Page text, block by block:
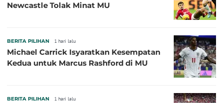
Newcastle Tolak Minat MU
BERITA PILIHAN 1 hari lalu
Michael Carrick Isyaratkan Kesempatan
Kedua untuk Marcus Rashford di MU
BERITA PILIHAN 1 hari lalu